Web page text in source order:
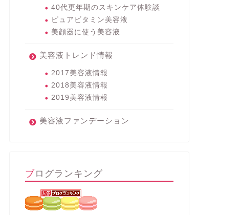
40代更年期のスキンケア体験談
ピュアビタミン美容液
美顔器に使う美容液
美容液トレンド情報
2017美容液情報
2018美容液情報
2019美容液情報
美容液ファンデーション
ブログランキング